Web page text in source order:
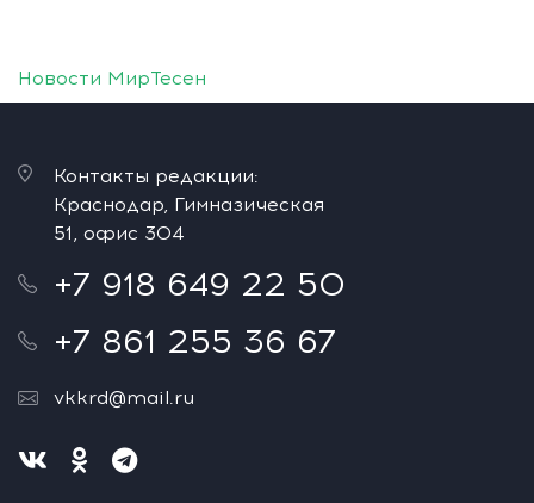
Новости МирТесен
Контакты редакции:
Краснодар, Гимназическая
51, офис 304
+7 918 649 22 50
+7 861 255 36 67
vkkrd@mail.ru